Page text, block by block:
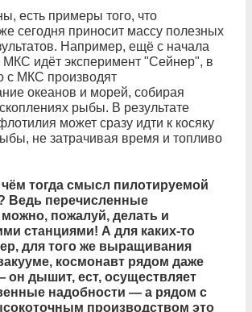
есть примеры того, что
сегодня приносит массу полезных
Например, ещё с начала
МКС идёт эксперимент "Сейнер", в
с МКС производят
океанов и морей, собирая
рыбы. В результате
может сразу идти к косяку
не затрачивая время и топливо
тогда смысл пилотируемой
Ведь перечисленные
пожалуй, делать и
станциями! А для каких-то
для того же выращивания
космонавт рядом даже
он дышит, ест, осуществляет
надобности — а рядом с
производством это